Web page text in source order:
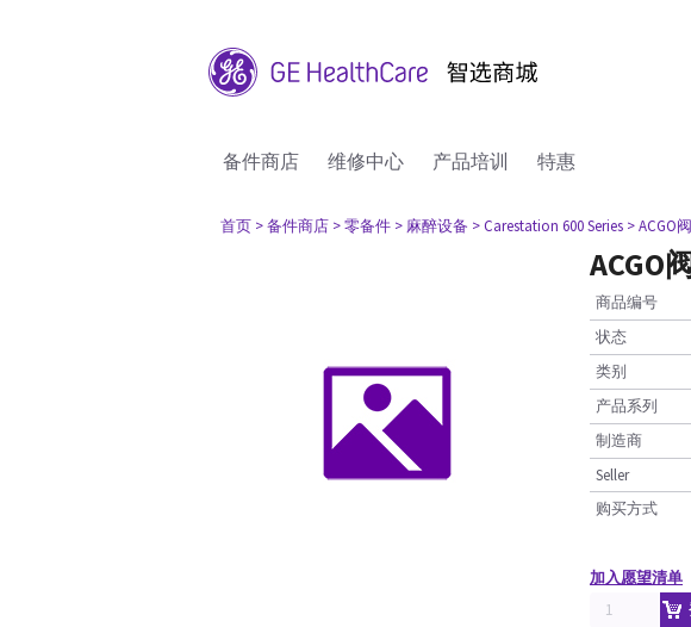
备件商店 维修中心 产品培训 特惠
首页 > 备件商店 > 零备件 > 麻醉设备 > Carestation 600 Series > ACGO
ACGO
商品编号
状态
类别
产品系列
制造商
Seller
购买方式
加入愿望清单